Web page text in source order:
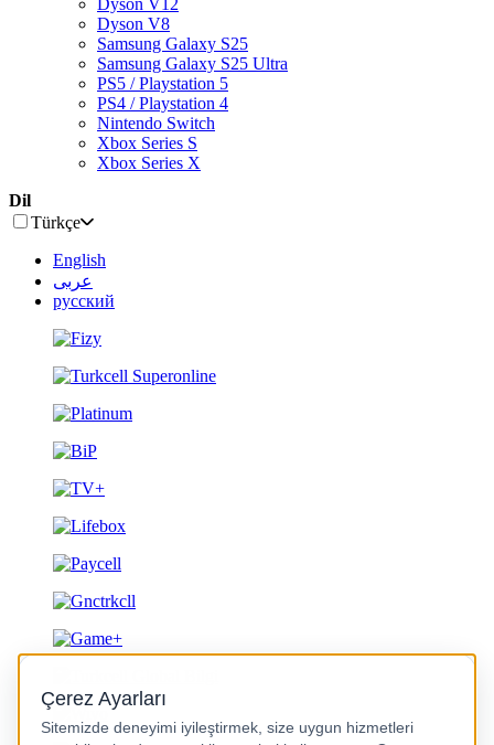
Dyson V8
Samsung Galaxy S25
Samsung Galaxy S25 Ultra
PS5 / Playstation 5
PS4 / Playstation 4
Nintendo Switch
Xbox Series S
Xbox Series X
Dil
Türkçe
English
عربى
русский